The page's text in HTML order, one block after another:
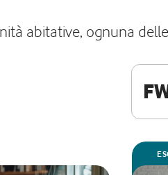
abitative, ognuna